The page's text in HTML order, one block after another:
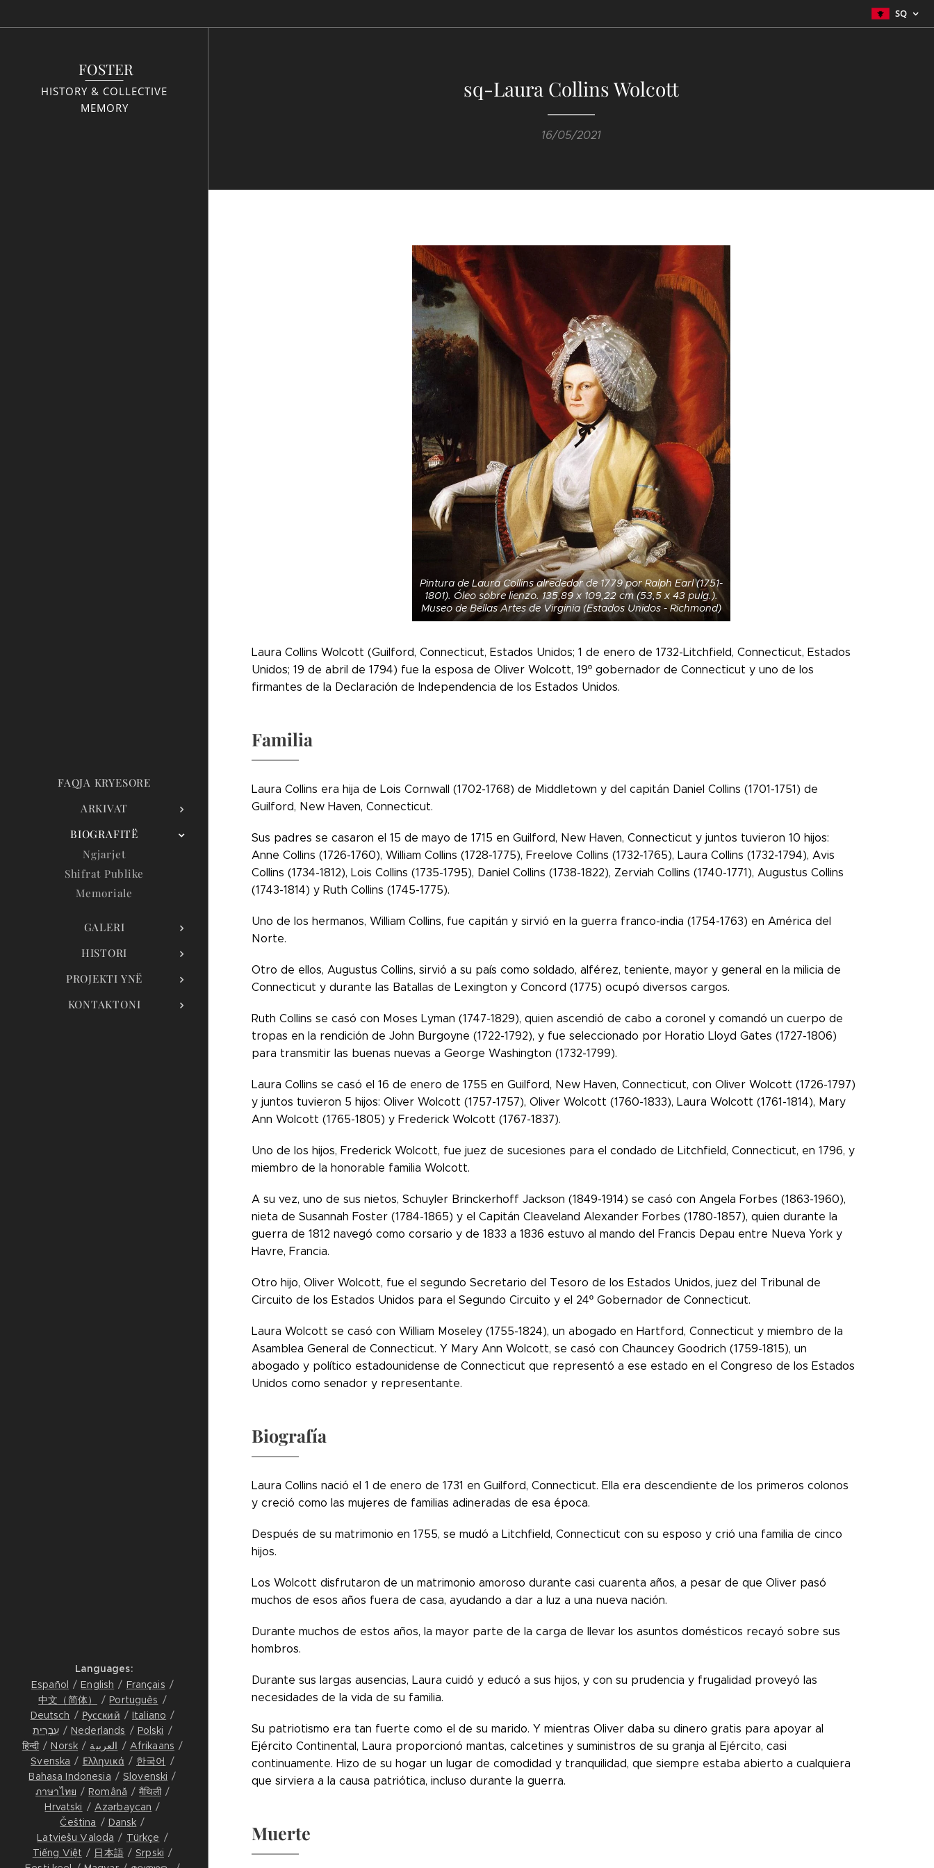
SQ
FOSTER
HISTORY & COLLECTIVE
MEMORY
FAQJA KRYESORE
ARKIVAT
BIOGRAFITË
Ngjarjet
Shifrat Publike
Memoriale
GALERI
HISTORI
PROJEKTI YNË
KONTAKTONI
sq-Laura Collins Wolcott
16/05/2021
Pintura de Laura Collins alrededor de 1779 por Ralph Earl (1751-
1801). Óleo sobre lienzo. 135,89 x 109,22 cm (53,5 x 43 pulg.).
Museo de Bellas Artes de Virginia (Estados Unidos - Richmond)
Laura Collins Wolcott (Guilford, Connecticut, Estados Unidos; 1 de enero de 1732-Litchfield, Connecticut, Estados
Unidos; 19 de abril de 1794) fue la esposa de Oliver Wolcott, 19º gobernador de Connecticut y uno de los
firmantes de la Declaración de Independencia de los Estados Unidos.
Familia
Laura Collins era hija de Lois Cornwall (1702-1768) de Middletown y del capitán Daniel Collins (1701-1751) de
Guilford, New Haven, Connecticut.
Sus padres se casaron el 15 de mayo de 1715 en Guilford, New Haven, Connecticut y juntos tuvieron 10 hijos:
Anne Collins (1726-1760), William Collins (1728-1775), Freelove Collins (1732-1765), Laura Collins (1732-1794), Avis
Collins (1734-1812), Lois Collins (1735-1795), Daniel Collins (1738-1822), Zerviah Collins (1740-1771), Augustus Collins
(1743-1814) y Ruth Collins (1745-1775).
Uno de los hermanos, William Collins, fue capitán y sirvió en la guerra franco-india (1754-1763) en América del
Norte.
Otro de ellos, Augustus Collins, sirvió a su país como soldado, alférez, teniente, mayor y general en la milicia de
Connecticut y durante las Batallas de Lexington y Concord (1775) ocupó diversos cargos.
Ruth Collins se casó con Moses Lyman (1747-1829), quien ascendió de cabo a coronel y comandó un cuerpo de
tropas en la rendición de John Burgoyne (1722-1792), y fue seleccionado por Horatio Lloyd Gates (1727-1806)
para transmitir las buenas nuevas a George Washington (1732-1799).
Laura Collins se casó el 16 de enero de 1755 en Guilford, New Haven, Connecticut, con Oliver Wolcott (1726-1797)
y juntos tuvieron 5 hijos: Oliver Wolcott (1757-1757), Oliver Wolcott (1760-1833), Laura Wolcott (1761-1814), Mary
Ann Wolcott (1765-1805) y Frederick Wolcott (1767-1837).
Uno de los hijos, Frederick Wolcott, fue juez de sucesiones para el condado de Litchfield, Connecticut, en 1796, y
miembro de la honorable familia Wolcott.
A su vez, uno de sus nietos, Schuyler Brinckerhoff Jackson (1849-1914) se casó con Angela Forbes (1863-1960),
nieta de Susannah Foster (1784-1865) y el Capitán Cleaveland Alexander Forbes (1780-1857), quien durante la
guerra de 1812 navegó como corsario y de 1833 a 1836 estuvo al mando del Francis Depau entre Nueva York y
Havre, Francia.
Otro hijo, Oliver Wolcott, fue el segundo Secretario del Tesoro de los Estados Unidos, juez del Tribunal de
Circuito de los Estados Unidos para el Segundo Circuito y el 24º Gobernador de Connecticut.
Laura Wolcott se casó con William Moseley (1755-1824), un abogado en Hartford, Connecticut y miembro de la
Asamblea General de Connecticut. Y Mary Ann Wolcott, se casó con Chauncey Goodrich (1759-1815), un
abogado y político estadounidense de Connecticut que representó a ese estado en el Congreso de los Estados
Unidos como senador y representante.
Biografía
Laura Collins nació el 1 de enero de 1731 en Guilford, Connecticut. Ella era descendiente de los primeros colonos
y creció como las mujeres de familias adineradas de esa época.
Después de su matrimonio en 1755, se mudó a Litchfield, Connecticut con su esposo y crió una familia de cinco
hijos.
Los Wolcott disfrutaron de un matrimonio amoroso durante casi cuarenta años, a pesar de que Oliver pasó
muchos de esos años fuera de casa, ayudando a dar a luz a una nueva nación.
Durante muchos de estos años, la mayor parte de la carga de llevar los asuntos domésticos recayó sobre sus
hombros.
Durante sus largas ausencias, Laura cuidó y educó a sus hijos, y con su prudencia y frugalidad proveyó las
necesidades de la vida de su familia.
Su patriotismo era tan fuerte como el de su marido. Y mientras Oliver daba su dinero gratis para apoyar al
Ejército Continental, Laura proporcionó mantas, calcetines y suministros de su granja al Ejército, casi
continuamente. Hizo de su hogar un lugar de comodidad y tranquilidad, que siempre estaba abierto a cualquiera
que sirviera a la causa patriótica, incluso durante la guerra.
Muerte
Languages
Español
English
Français
中文（简体）
Português
Deutsch
Русский
Italiano
עִבְרִית
Nederlands
Polski
हिन्दी
Norsk العربية
Afrikaans
Svenska
Ελληνικά
한국어
Bahasa Indonesia
Slovenski
ภาษาไทย
Română
मैथिली
Hrvatski
Azərbaycan
Čeština
Dansk
Latviešu Valoda
Türkçe
Tiếng Việt
日本語
Srpski